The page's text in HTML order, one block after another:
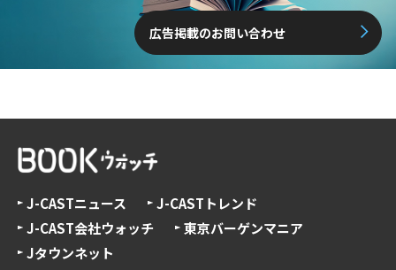
広告掲載のお問い合わせ
J-CASTニュース
J-CASTトレンド
J-CAST会社ウォッチ
東京バーゲンマニア
Jタウンネット